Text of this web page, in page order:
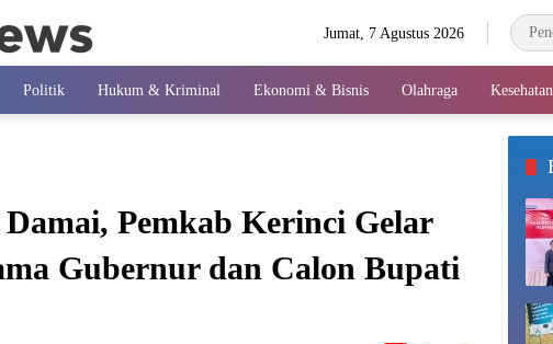
Jumat, 7 Agustus 2026
Politik Hukum & Kriminal Ekonomi & Bisnis Olahraga Kesehatan
Pemkab Kerinci Gelar
Gubernur dan Calon Bupati